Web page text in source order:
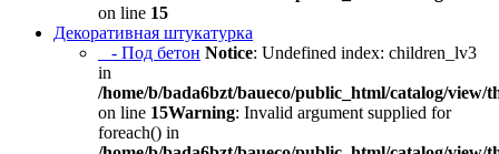
on line 15
Декоративная штукатурка
- Под бетон Notice: Undefined index: children_lv3
in
/home/b/bada6bzt/baueco/public_html/catalog/view/
on line 15Warning: Invalid argument supplied for
foreach() in